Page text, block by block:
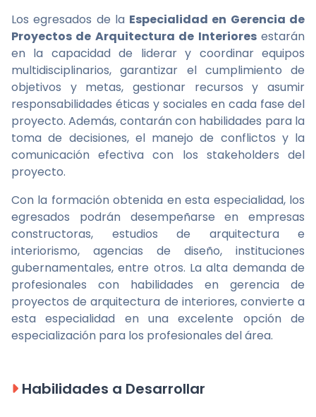
Los egresados de la Especialidad en Gerencia de
Proyectos de Arquitectura de Interioresestarán
en la capacidad de liderar y coordinar equipos
multidisciplinarios, garantizar el cumplimiento de
objetivos y metas, gestionar recursos y asumir
responsabilidades éticas y sociales en cada fase del
proyecto. Además, contarán con habilidades para la
toma de decisiones, el manejo de conflictos y la
comunicación efectiva con los stakeholders del
proyecto.
Con la formación obtenida en esta especialidad, los
egresados podrán desempeñarse en empresas
constructoras, estudios de arquitectura e
interiorismo, agencias de diseño, instituciones
gubernamentales, entre otros. La alta demanda de
profesionales con habilidades en gerencia de
proyectos de arquitectura de interiores, convierte a
esta especialidad en una excelente opción de
especialización para los profesionales del área.
Habilidades a Desarrollar